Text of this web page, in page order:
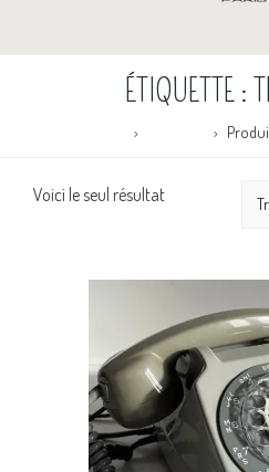
ÉTIQUETTE :
Voici le seul résultat